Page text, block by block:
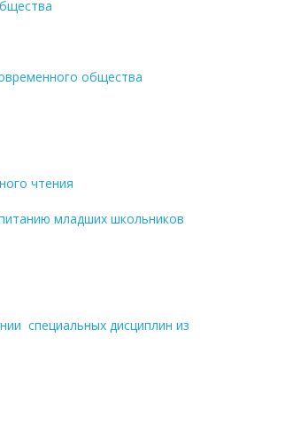
общества
чтения
младших школьников
специальных дисциплин из